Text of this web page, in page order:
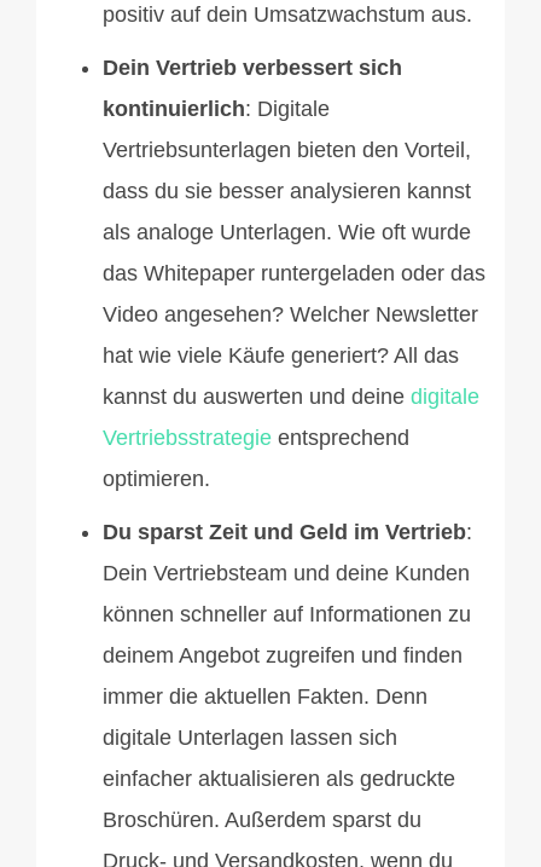
positiv auf dein Umsatzwachstum aus.
Dein Vertrieb verbessert sich
kontinuierlich: Digitale
Vertriebsunterlagen bieten den Vorteil,
dass du sie besser analysieren kannst
als analoge Unterlagen. Wie oft wurde
das Whitepaper runtergeladen oder das
Video angesehen? Welcher Newsletter
hat wie viele Käufe generiert? All das
kannst du auswerten und deine digitale
Vertriebsstrategie entsprechend
optimieren.
Du sparst Zeit und Geld im Vertrieb:
Dein Vertriebsteam und deine Kunden
können schneller auf Informationen zu
deinem Angebot zugreifen und finden
immer die aktuellen Fakten. Denn
digitale Unterlagen lassen sich
einfacher aktualisieren als gedruckte
Broschüren. Außerdem sparst du
Druck- und Versandkosten, wenn du